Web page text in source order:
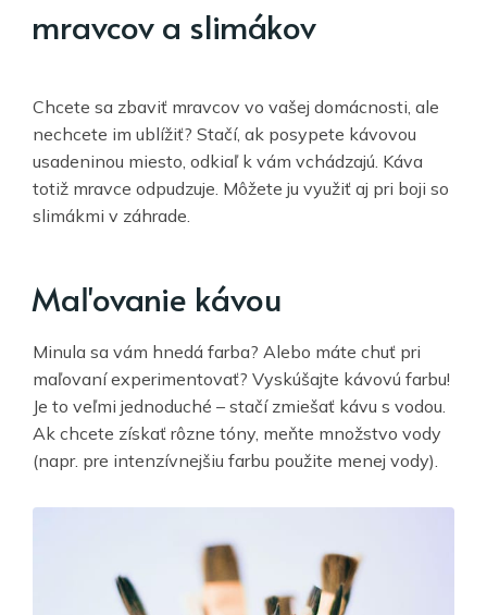
mravcov a slimákov
Chcete sa zbaviť mravcov vo vašej domácnosti, ale
nechcete im ublížiť? Stačí, ak posypete kávovou
usadeninou miesto, odkiaľ k vám vchádzajú. Káva
totiž mravce odpudzuje. Môžete ju využiť aj pri boji so
slimákmi v záhrade.
Maľovanie kávou
Minula sa vám hnedá farba? Alebo máte chuť pri
maľovaní experimentovať? Vyskúšajte kávovú farbu!
Je to veľmi jednoduché – stačí zmiešať kávu s vodou.
Ak chcete získať rôzne tóny, meňte množstvo vody
(napr. pre intenzívnejšiu farbu použite menej vody).